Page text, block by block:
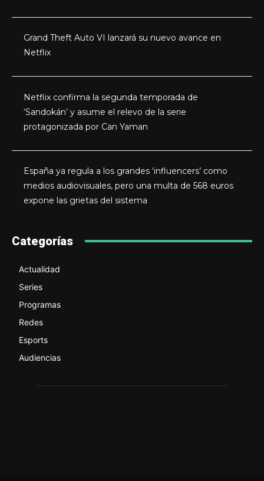
Grand Theft Auto VI lanzará su nuevo avance en
Netflix
Netflix confirma la segunda temporada de
‘Sandokán’ y asume el relevo de la serie
protagonizada por Can Yaman
España ya regula a los grandes ‘influencers’ como
medios audiovisuales, pero una multa de 568 euros
expone las grietas del sistema
Categorías
Actualidad
Series
Programas
Redes
Esports
Audiencias